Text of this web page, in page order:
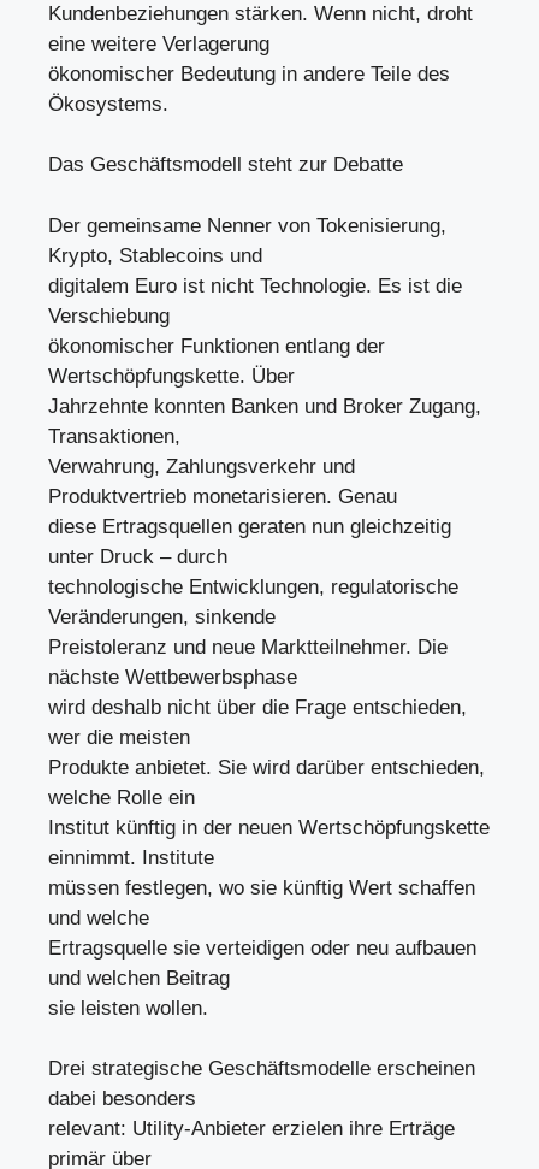
Kundenbeziehungen stärken. Wenn nicht, droht
eine weitere Verlagerung
ökonomischer Bedeutung in andere Teile des
Ökosystems.
Das Geschäftsmodell steht zur Debatte
Der gemeinsame Nenner von Tokenisierung,
Krypto, Stablecoins und
digitalem Euro ist nicht Technologie. Es ist die
Verschiebung
ökonomischer Funktionen entlang der
Wertschöpfungskette. Über
Jahrzehnte konnten Banken und Broker Zugang,
Transaktionen,
Verwahrung, Zahlungsverkehr und
Produktvertrieb monetarisieren. Genau
diese Ertragsquellen geraten nun gleichzeitig
unter Druck – durch
technologische Entwicklungen, regulatorische
Veränderungen, sinkende
Preistoleranz und neue Marktteilnehmer. Die
nächste Wettbewerbsphase
wird deshalb nicht über die Frage entschieden,
wer die meisten
Produkte anbietet. Sie wird darüber entschieden,
welche Rolle ein
Institut künftig in der neuen Wertschöpfungskette
einnimmt. Institute
müssen festlegen, wo sie künftig Wert schaffen
und welche
Ertragsquelle sie verteidigen oder neu aufbauen
und welchen Beitrag
sie leisten wollen.
Drei strategische Geschäftsmodelle erscheinen
dabei besonders
relevant: Utility-Anbieter erzielen ihre Erträge
primär über